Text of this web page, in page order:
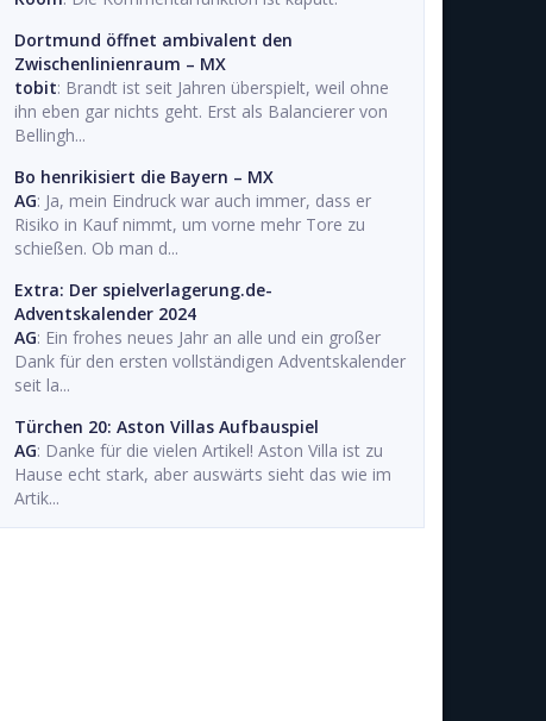
Dortmund öffnet ambivalent den
Zwischenlinienraum – MX
tobit: Brandt ist seit Jahren überspielt, weil ohne
ihn eben gar nichts geht. Erst als Balancierer von
Bellingh...
Bo henrikisiert die Bayern – MX
AG: Ja, mein Eindruck war auch immer, dass er
Risiko in Kauf nimmt, um vorne mehr Tore zu
schießen. Ob man d...
Extra: Der spielverlagerung.de-
Adventskalender 2024
AG: Ein frohes neues Jahr an alle und ein großer
Dank für den ersten vollständigen Adventskalender
seit la...
Türchen 20: Aston Villas Aufbauspiel
AG: Danke für die vielen Artikel! Aston Villa ist zu
Hause echt stark, aber auswärts sieht das wie im
Artik...